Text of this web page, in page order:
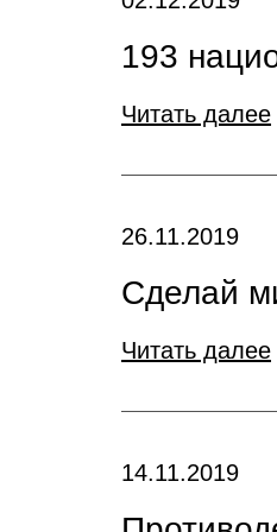
193
Читать далее
26.11.2019
Сделай
Читать далее
14.11.2019